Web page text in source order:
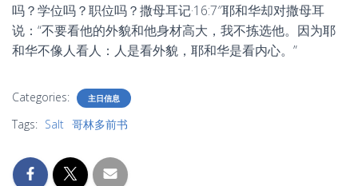
吗？学位吗？职位吗？撒母耳记·16:7″耶和华却对撒母耳
说：“不要看他的外貌和他身材高大，我不拣选他。因为耶
和华不像人看人：人是看外貌，耶和华是看内心。”
Categories: 主日信息
Tags: Salt 哥林多前书